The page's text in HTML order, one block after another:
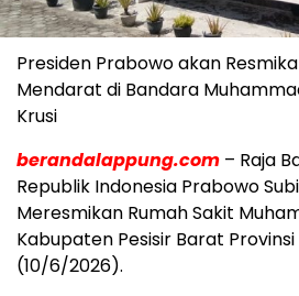
Presiden Prabowo akan
Mendarat di Bandara
Krusi
berandalappung.com – Raja
Republik Indonesia Prabowo
Meresmikan Rumah Sakit
Kabupaten Pesisir Barat
(10/6/2026).